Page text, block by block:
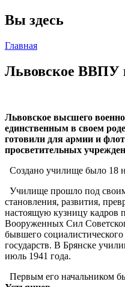
Вы здесь
Главная
Львовское ВВПУ
Львовское высшего
единственным в своем
готовили для армии и
просветительных
Создано училище было 18
Училище прошло под
становления, развития,
настоящую кузницу кадров
Вооруженных Сил
бывшего
государств. В Брянске
июль 1941 года.
Первым его начальником